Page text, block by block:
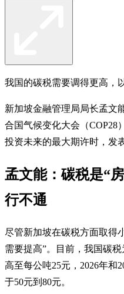
我国的碳税需要调得更高，
新加坡金融管理局局长孟文
合国气候变化大会（COP28
投资未来的最大期许时，发
孟文能：碳税是“
行不通
尽管新加坡在碳税方面取得
需要提高”。目前，我国碳
高至每公吨25元，2026年和
于50元到80元。